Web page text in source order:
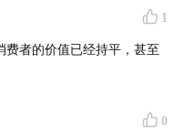
1
者的价值已经持平，甚至
0